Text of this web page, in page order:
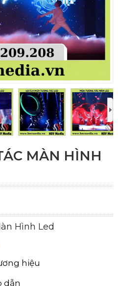
MÀN HÌNH
Hình Led
hiệu
dẫn